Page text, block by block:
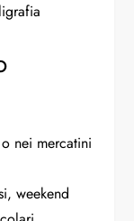
nei mercatini
weekend